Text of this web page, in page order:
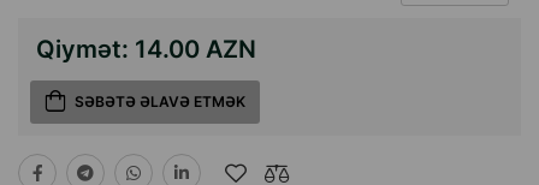
Qiymət: 14.00 AZN
SƏBƏTƏ ƏLAVƏ ETMƏK